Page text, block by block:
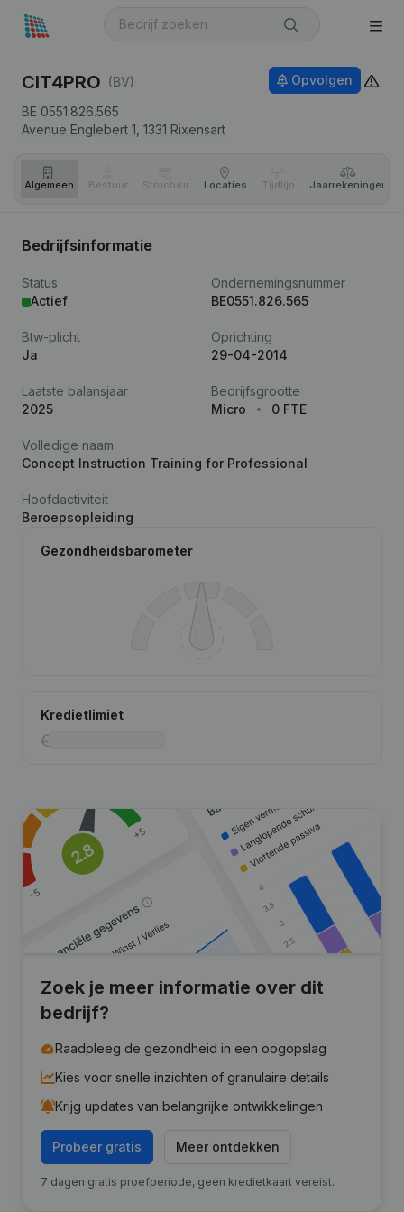
CIT4PRO (BV)
BE 0551.826.565
Avenue Englebert 1, 1331 Rixensart
Opvolgen
Algemeen Bestuur Structuur Locaties Tijdlijn Jaar­rekeningen
Bedrijfsinformatie
Status
Actief
Ondernemingsnummer
BE0551.826.565
Btw-plicht
Ja
Oprichting
29-04-2014
Laatste balansjaar
2025
Bedrijfsgrootte
Micro
0 FTE
Volledige naam
Concept Instruction Training for Professional
Hoofdactiviteit
Beroepsopleiding
Gezondheidsbarometer
Kredietlimiet
Zoek je meer informatie over dit
bedrijf?
Raadpleeg de gezondheid in een oogopslag
Kies voor snelle inzichten of granulaire details
Krijg updates van belangrijke ontwikkelingen
Probeer gratis Meer ontdekken
7 dagen gratis proefperiode, geen kredietkaart vereist.